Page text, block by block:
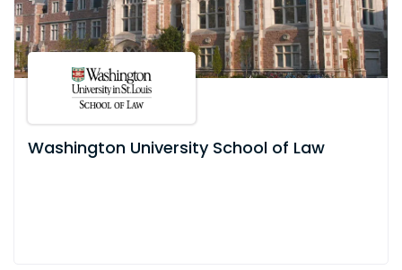
Washington University School of Law